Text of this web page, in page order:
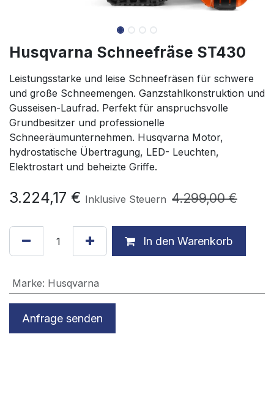
Husqvarna Schneefräse ST430
Leistungsstarke und leise Schneefräsen für schwere
und große Schneemengen. Ganzstahlkonstruktion und
Gusseisen-Laufrad. Perfekt für anspruchsvolle
Grundbesitzer und professionelle
Schneeräumunternehmen. Husqvarna Motor,
hydrostatische Übertragung, LED- Leuchten,
Elektrostart und beheizte Griffe.
3.224,17 € Inklusive Steuern 4.299,00€
In den Warenkorb
Marke: Husqvarna
Anfrage senden